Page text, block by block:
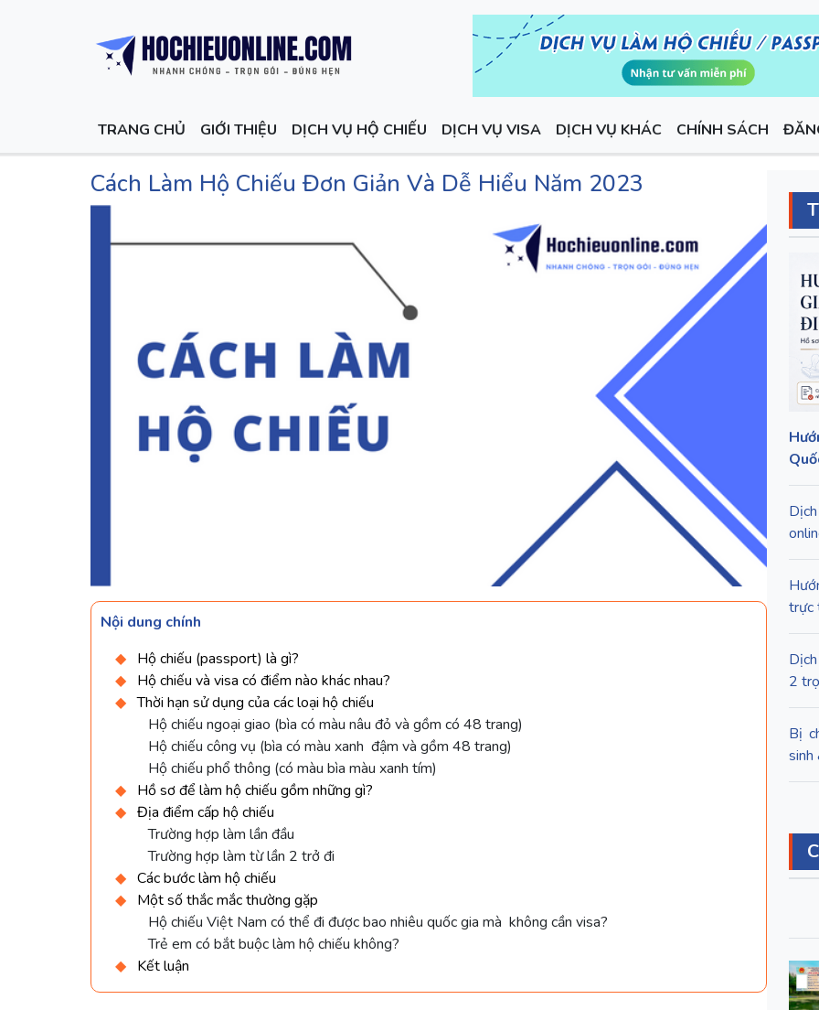
TRANG CHỦ GIỚI THIỆU DỊCH VỤ HỘ CHIẾU DỊCH VỤ VISA DỊCH VỤ KHÁC CHÍNH SÁCH
Cách Làm Hộ Chiếu Đơn Giản Và Dễ Hiểu Năm 2023
Nội dung chính
Hộ chiếu (passport) là gì?
Hộ chiếu và visa có điểm nào khác nhau?
Thời hạn sử dụng của các loại hộ chiếu
Hộ chiếu ngoại giao (bìa có màu nâu đỏ và gồm có 48 trang)
Hộ chiếu công vụ (bìa có màu xanh đậm và gồm 48 trang)
Hộ chiếu phổ thông (có màu bìa màu xanh tím)
Hồ sơ để làm hộ chiếu gồm những gì?
Địa điểm cấp hộ chiếu
Trường hợp làm lần đầu
Trường hợp làm từ lần 2 trở đi
Các bước làm hộ chiếu
Một số thắc mắc thường gặp
Hộ chiếu Việt Nam có thể đi được bao nhiêu quốc gia mà không cần visa?
Trẻ em có bắt buộc làm hộ chiếu không?
Kết luận
trực
2
Bị
sinh